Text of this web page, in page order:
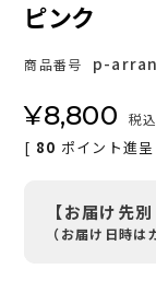
ピンク
商品番号 p-
¥8,800 税込
[ 80 ポイント進
【お届け先
（お届け日時は